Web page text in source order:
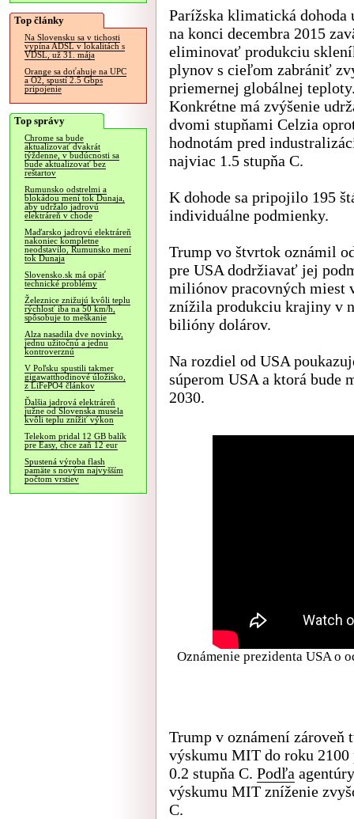
Top články
Na Slovensku sa v tichosti
vypína ADSL v lokalitách s
VDSL, už 31. mája
Orange sa doťahuje na UPC
a O2, spustí 2.5 Gbps
pripojenie
Top správy
Chrome sa bude
aktualizovať dvakrát
týždenne, v budúcnosti sa
bude aktualizovať bez
reštartov
Rumunsko odstrelmi a
blokádou mení tok Dunaja,
aby udržalo jadrovú
elektráreň v chode
Maďarsko jadrovú elektráreň
nakoniec kompletne
neodstavilo, Rumunsko mení
tok Dunaja
Slovensko.sk má opäť
technické problémy
Železnice znižujú kvôli teplu
rýchlosť iba na 50 km/h,
spôsobuje to meškanie
Alza nasadila dve novinky,
jednu užitočnú a jednu
kontroverznú
V Poľsku spustili takmer
gigawatthodinové úložisko,
z LiFePO4 článkov
Ďalšia jadrová elektráreň
južne od Slovenska musela
kvôli teplu znížiť výkon
Telekom pridal 12 GB balík
pre Easy, chce zaň 12 eur
Spustená výroba flash
pamäte s novým najvyšším
počtom vrstiev
Parížska klimatická dohoda
na konci decembra 2015
eliminovať produkciu
plynov s cieľom zabrániť
priemernej globálnej
Konkrétne má zvýšenie
dvomi stupňami Celzia
hodnotám pred
najviac 1.5 stupňa C.
K dohode sa pripojilo 195
individuálne podmienky.
Trump vo štvrtok oznámil
pre USA dodržiavať jej
miliónov pracovných miest
znížila produkciu krajiny v
bilióny dolárov.
Na rozdiel od USA
súperom USA a ktorá bude
2030.
Oznámenie prezidenta USA o
Trump v oznámení
výskumu MIT do roku
0.2 stupňa C. Podľa
výskumu MIT zníženie
C.